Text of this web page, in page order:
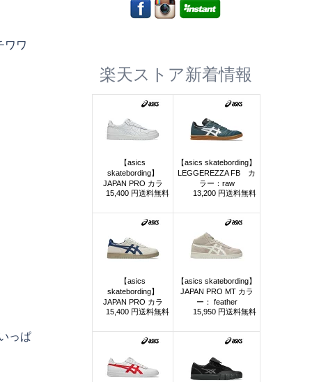
ワワ
っぱ
楽天ストア新着情報